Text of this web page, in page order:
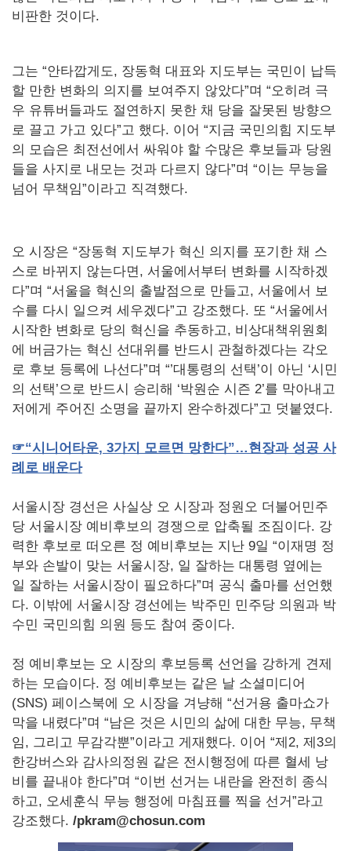
비판한 것이다.
그는 “안타깝게도, 장동혁 대표와 지도부는 국민이 납득
할 만한 변화의 의지를 보여주지 않았다”며 “오히려 극
우 유튜버들과도 절연하지 못한 채 당을 잘못된 방향으
로 끌고 가고 있다”고 했다. 이어 “지금 국민의힘 지도부
의 모습은 최전선에서 싸워야 할 수많은 후보들과 당원
들을 사지로 내모는 것과 다르지 않다”며 “이는 무능을
넘어 무책임”이라고 직격했다.
오 시장은 “장동혁 지도부가 혁신 의지를 포기한 채 스
스로 바뀌지 않는다면, 서울에서부터 변화를 시작하겠
다”며 “서울을 혁신의 출발점으로 만들고, 서울에서 보
수를 다시 일으켜 세우겠다”고 강조했다. 또 “서울에서
시작한 변화로 당의 혁신을 추동하고, 비상대책위원회
에 버금가는 혁신 선대위를 반드시 관철하겠다는 각오
로 후보 등록에 나선다”며 “’대통령의 선택’이 아닌 ‘시민
의 선택’으로 반드시 승리해 ‘박원순 시즌 2’를 막아내고
저에게 주어진 소명을 끝까지 완수하겠다”고 덧붙였다.
☞“시니어타운, 3가지 모르면 망한다”…현장과 성공 사
례로 배운다
서울시장 경선은 사실상 오 시장과 정원오 더불어민주
당 서울시장 예비후보의 경쟁으로 압축될 조짐이다. 강
력한 후보로 떠오른 정 예비후보는 지난 9일 “이재명 정
부와 손발이 맞는 서울시장, 일 잘하는 대통령 옆에는
일 잘하는 서울시장이 필요하다”며 공식 출마를 선언했
다. 이밖에 서울시장 경선에는 박주민 민주당 의원과 박
수민 국민의힘 의원 등도 참여 중이다.
정 예비후보는 오 시장의 후보등록 선언을 강하게 견제
하는 모습이다. 정 예비후보는 같은 날 소셜미디어
(SNS) 페이스북에 오 시장을 겨냥해 “선거용 출마쇼가
막을 내렸다”며 “남은 것은 시민의 삶에 대한 무능, 무책
임, 그리고 무감각뿐”이라고 게재했다. 이어 “제2, 제3의
한강버스와 감사의정원 같은 전시행정에 따른 혈세 낭
비를 끝내야 한다”며 “이번 선거는 내란을 완전히 종식
하고, 오세훈식 무능 행정에 마침표를 찍을 선거”라고
강조했다. /pkram@chosun.com